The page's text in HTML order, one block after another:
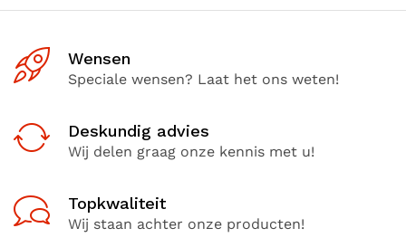
Wensen
Speciale wensen? Laat het ons weten!
Deskundig advies
Wij delen graag onze kennis met u!
Topkwaliteit
Wij staan achter onze producten!